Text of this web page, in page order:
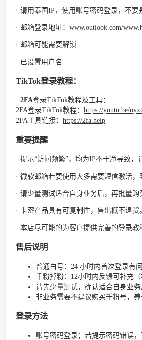
· 请用泰国IP，使用账号密码登录，不
· 邮箱登录地址：www.outlook.com/
· 邮箱可能需要解锁
· 已设置用户名
TikTok登录教程：
· 2FA登录TikTok教程及工具：
2FA登录TikTok教程： https://youtu.be/
2FA工具链接： https://2fa.help
重要提醒
· 提示“访问频繁”，均为IP不干净导致，
· 微软邮箱若要使用大多需要短信激活，
· 请少量测试适合自身业务后，再批量购
· 卡密产品具有可复制性，售出概不退
· 本店尽可能的为客户提供完善的登录
售后说明
普通白号：24 小时内首次登录有
千粉掉粉：12小时内反馈可补充
请先少量测试，确认适合自身业
非业务需要不建议购买千粉号，
登录方法
账号密码登录；若提示密码错误